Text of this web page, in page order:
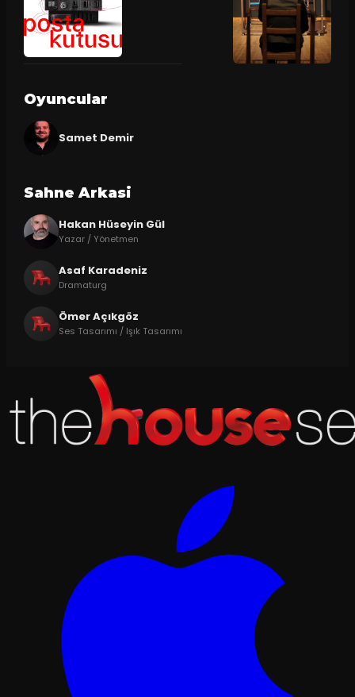
Oyuncular
Samet Demir
Sahne Arkasi
Hakan Hüseyin Gül
Yazar / Yönetmen
Asaf Karadeniz
Dramaturg
Ömer Açıkgöz
Ses Tasarımı / Işık Tasarımı